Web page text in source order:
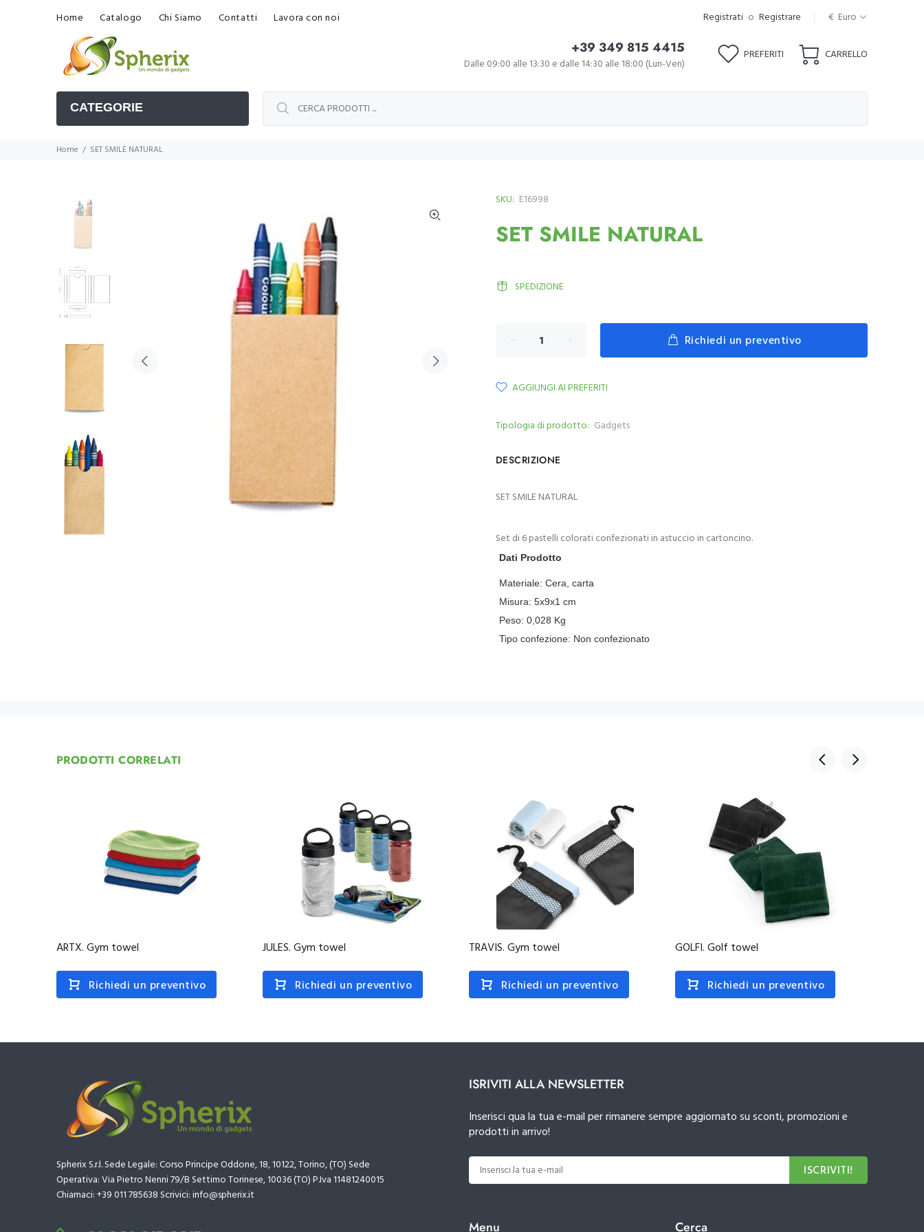
Home Catalogo Chi Siamo Contatti Lavora con noi Registrati o Registrare € Euro
+39 349 815 4415
Dalle 09:00 alle 13:30 e dalle 14:30 alle 18:00 (Lun-Ven)
PREFERITI CARRELLO
CATEGORIE
Home SET SMILE NATURAL
SKU: E16998
SET SMILE NATURAL
SPEDIZIONE
Richiedi un preventivo
AGGIUNGI AI PREFERITI
Tipologia di prodotto: Gadgets
DESCRIZIONE
SET SMILE NATURAL
Set di 6 pastelli colorati confezionati in astuccio in cartoncino.
Dati Prodotto
Materiale: Cera, carta
Misura: 5x9x1 cm
Peso: 0,028 Kg
Tipo confezione: Non confezionato
PRODOTTI CORRELATI
ARTX. Gym towel
Richiedi un preventivo
JULES. Gym towel
Richiedi un preventivo
TRAVIS. Gym towel
Richiedi un preventivo
GOLFI. Golf towel
Richiedi un preventivo
Spherix S.r.l. Sede Legale: Corso Principe Oddone, 18, 10122, Torino, (TO) Sede
Operativa: Via Pietro Nenni 79/B Settimo Torinese, 10036 (TO) P.Iva 11481240015
Chiamaci: +39 011 785638 Scrivici: info@spherix.it
ISRIVITI ALLA NEWSLETTER
Inserisci qua la tua e-mail per rimanere sempre aggiornato su sconti, promozioni e
prodotti in arrivo!
ISCRIVITI!
Menu Cerca